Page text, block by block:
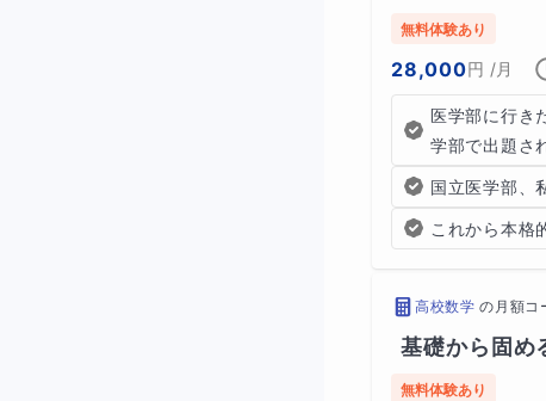
無料体験あり
28,000円 /月
医学部に行き
学部で出題さ
国立医学部、
これから本格
高校数学 の 月額コ
基礎から固め
無料体験あり